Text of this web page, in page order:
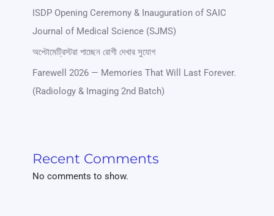
ISDP Opening Ceremony & Inauguration of SAIC
Journal of Medical Science (SJMS)
অপ্টোমেট্রিস্টরা পাচ্ছেন রোগী দেখার সুযোগ
Farewell 2026 — Memories That Will Last Forever.
(Radiology & Imaging 2nd Batch)
Recent Comments
No comments to show.